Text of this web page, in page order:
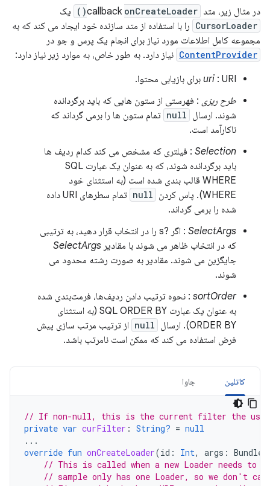
در مثال زیر، متد callback onCreateLoader() یک
CursorLoader را با استفاده از متد سازنده خود ایجاد می کند که به
مجموعه کامل اطلاعات مورد نیاز برای انجام یک پرس و جو در
ContentProvider نیاز دارد. به طور خاص، به موارد زیر نیاز دارد:
uri : URI برای بازیابی محتوا.
طرح ریزی : فهرستی از ستون هایی که باید برگردانده
شوند. ارسال null تمام ستون ها را برمی گرداند که
ناکارآمد است.
Selection : فیلتری که مشخص می کند کدام ردیف ها
باید برگردانده شوند، که به عنوان یک عبارت SQL
WHERE قالب بندی شده است (به استثنای خود
WHERE). پاس کردن
null
تمام سطرهای URI داده
شده را برمی گرداند.
SelectArgs
: اگر ?s را در انتخاب قرار دهید، به ترتیبی
که در انتخاب ظاهر می شوند با مقادیر SelectArgs
جایگزین می شوند. مقادیر به صورت رشته محدود می
شوند.
sortOrder : نحوه ترتیب دادن ردیف‌ها، فرمت‌بندی شده
به عنوان یک عبارت SQL ORDER BY (به استثنای
ORDER BY). ارسال
null از ترتیب مرتب سازی پیش
فرض استفاده می کند که ممکن است نامرتب باشد.
کاتلین جاوا
// If non-null, this is the current filter the user
private var curFilter : String? = null
...
override fun onCreateLoader(id : Int, args :
// This is called when a new Loader needs to
// sample only has one Loader, so we don't